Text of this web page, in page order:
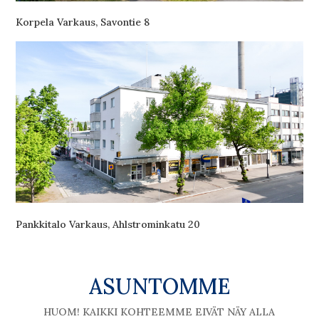
Korpela Varkaus, Savontie 8
Pankkitalo Varkaus, Ahlstrominkatu 20
ASUNTOMME
HUOM! KAIKKI KOHTEEMME EIVÄT NÄY ALLA